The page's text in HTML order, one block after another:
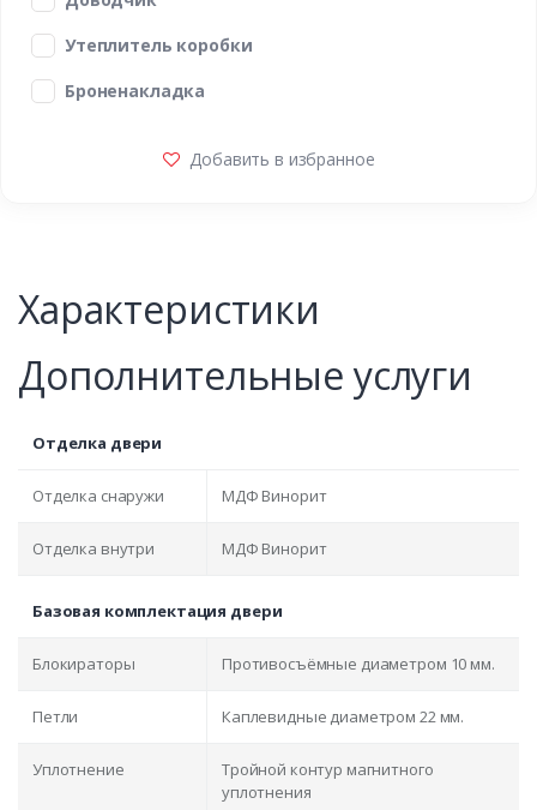
Утеплитель коробки
Броненакладка
Добавить в избранное
Характеристики
Дополнительные услуги
Отделка двери
Отделка снаружи МДФ Винорит
Отделка внутри МДФ Винорит
Базовая комплектация двери
Блокираторы Противосъёмные диаметром 10 мм.
Петли Каплевидные диаметром 22 мм.
Уплотнение
Тройной контур магнитного
уплотнения